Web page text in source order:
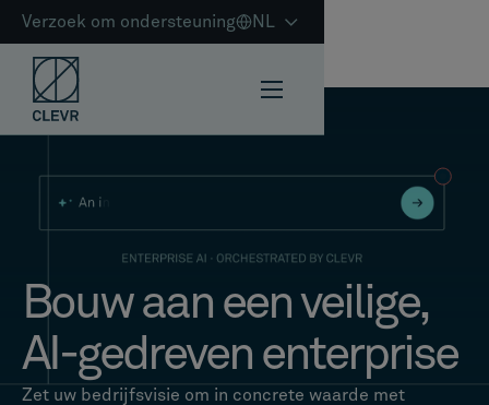
Verzoek om ondersteuning NL
Bouw aan een veilige,
AI-gedreven enterprise
Zet uw bedrijfsvisie om in concrete waarde met